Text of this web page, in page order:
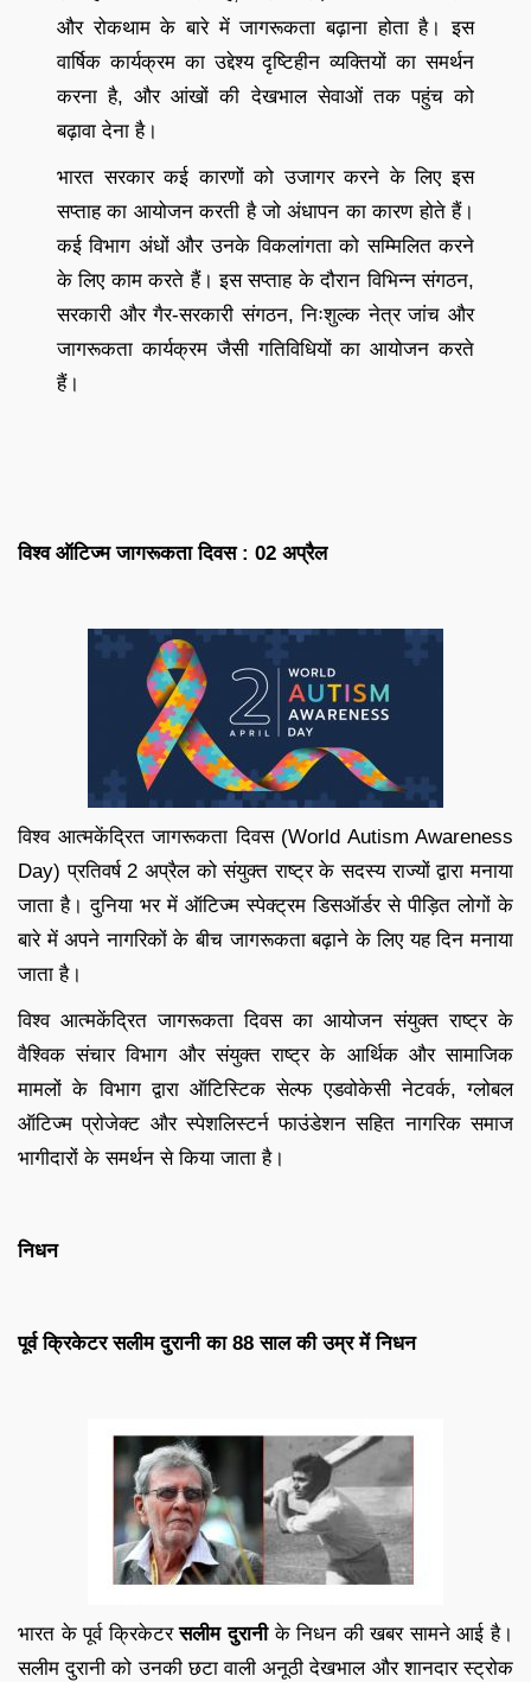
और रोकथाम के बारे में जागरूकता बढ़ाना होता है। इस
वार्षिक कार्यक्रम का उद्देश्य दृष्टिहीन व्यक्तियों का समर्थन
करना है, और आंखों की देखभाल सेवाओं तक पहुंच को
बढ़ावा देना है।
भारत सरकार कई कारणों को उजागर करने के लिए इस
सप्ताह का आयोजन करती है जो अंधापन का कारण होते हैं।
कई विभाग अंधों और उनके विकलांगता को सम्मिलित करने
के लिए काम करते हैं। इस सप्ताह के दौरान विभिन्न संगठन,
सरकारी और गैर-सरकारी संगठन, निःशुल्क नेत्र जांच और
जागरूकता कार्यक्रम जैसी गतिविधियों का आयोजन करते
हैं।
विश्व ऑटिज्म जागरूकता दिवस : 02 अप्रैल
विश्व आत्मकेंद्रित जागरूकता दिवस (World Autism Awareness
Day) प्रतिवर्ष 2 अप्रैल को संयुक्त राष्ट्र के सदस्य राज्यों द्वारा मनाया
जाता है। दुनिया भर में ऑटिज्म स्पेक्ट्रम डिसऑर्डर से पीड़ित लोगों के
बारे में अपने नागरिकों के बीच जागरूकता बढ़ाने के लिए यह दिन मनाया
जाता है।
विश्व आत्मकेंद्रित जागरूकता दिवस का आयोजन संयुक्त राष्ट्र के
वैश्विक संचार विभाग और संयुक्त राष्ट्र के आर्थिक और सामाजिक
मामलों के विभाग द्वारा ऑटिस्टिक सेल्फ एडवोकेसी नेटवर्क, ग्लोबल
ऑटिज्म प्रोजेक्ट और स्पेशलिस्टर्न फाउंडेशन सहित नागरिक समाज
भागीदारों के समर्थन से किया जाता है।
निधन
पूर्व क्रिकेटर सलीम दुरानी का 88 साल की उम्र में निधन
भारत के पूर्व क्रिकेटरसलीम दुरानीके निधन की खबर सामने आई है।
सलीम दुरानी को उनकी छटा वाली अनूठी देखभाल और शानदार स्ट्रोक